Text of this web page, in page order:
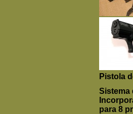
Pistola
Sistema
para 8